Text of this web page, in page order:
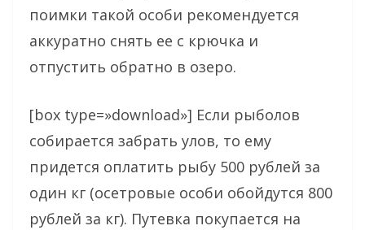
поимки такой особи рекомендуется
аккуратно снять ее с крючка и
отпустить обратно в озеро.
[box type=»download»] Если рыболов
собирается забрать улов, то ему
придется оплатить рыбу 500 рублей за
один кг (осетровые особи обойдутся 800
рублей за кг). Путевка покупается на